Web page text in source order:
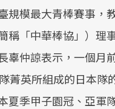
規模最大青棒賽事，
稱「中華棒協」）理
辜仲諒表示，一個月
菁英所組成的日本
夏季甲子園冠、亞軍